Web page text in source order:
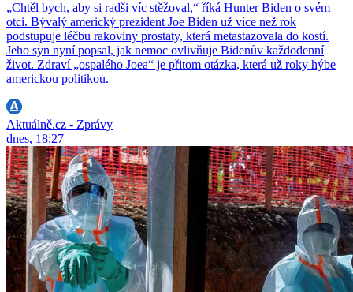
„Chtěl bych, aby si radši víc stěžoval,“ říká Hunter Biden o svém
otci. Bývalý americký prezident Joe Biden už více než rok
podstupuje léčbu rakoviny prostaty, která metastazovala do kostí.
Jeho syn nyní popsal, jak nemoc ovlivňuje Bidenův každodenní
život. Zdraví „ospalého Joea“ je přitom otázka, která už roky hýbe
americkou politikou.
Aktuálně.cz - Zprávy
dnes, 18:27